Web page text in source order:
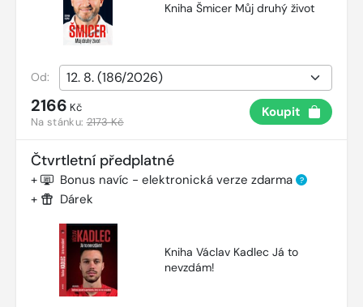
Kniha Šmicer Můj druhý život
Od:
2166 Kč
Na stánku:2173 Kč
Koupit
Čtvrtletní předplatné
+ Bonus navíc - elektronická verze zdarma ?
+ Dárek
Kniha Václav Kadlec Já to
nevzdám!